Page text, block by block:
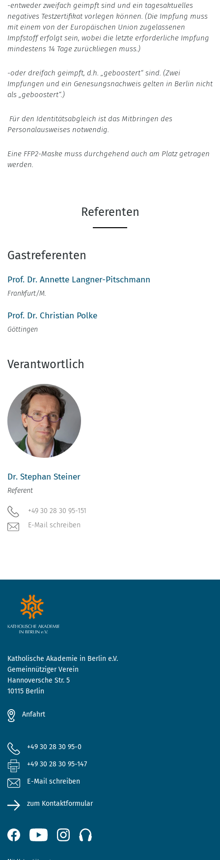
-entweder zweifach geimpft sind und ein tagesaktuelles
negatives Testzertifikat vorlegen können. (Die Impfung muss
mit einem von der Europäischen Union zugelassenen
Impfstoff erfolgt sein, wobei die letzte erforderliche Impfung
mindestens 14 Tage zurückliegen muss.)
-oder dreifach geimpft, d.h. „geboostert“ sind. (Zwei
Impfungen und ein Genesungsnachweis gelten in Berlin nicht
als „geboostert“.)
Für den Identitätsabgleich ist das Mitbringen des
Personalausweises notwendig.
Eine FFP2-Maske muss durchgehend auch am Platz getragen
werden.
Referenten
Gastreferenten
Prof. Dr. Annette Langner-Pitschmann
Frankfurt/M.
Prof. Dr. Christian Polke
Göttingen
Verantwortlich
Dr. Stephan Steiner
Referent
+49 30 28 30 95-151
E-Mail schreiben
Katholische Akademie in Berlin e.V.
Gemeinnütziger Verein
Hannoversche Str. 5
10115 Berlin
Anfahrt
+49 30 28 30 95-0
+49 30 28 30 95-147
E-Mail schreiben
zum Kontaktformular